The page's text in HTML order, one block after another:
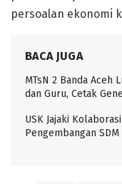
persoalan ekonomi
BACA JUGA
MTsN 2 Banda Aceh
dan Guru, Cetak
USK Jajaki
Pengembangan